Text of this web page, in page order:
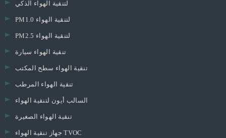
لتنقية الهواء الذكي
PM1.0 لتنقية الهواء
PM2.5 لتنقية الهواء
تنقية الهواء سيارة
تنقية الهواء سطح المكتب
تنقية الهواء المرطب
السالب أيون لتنقية الهواء
تنقية الهواء الصغيرة
جهاز تنقية الهواء TVOC